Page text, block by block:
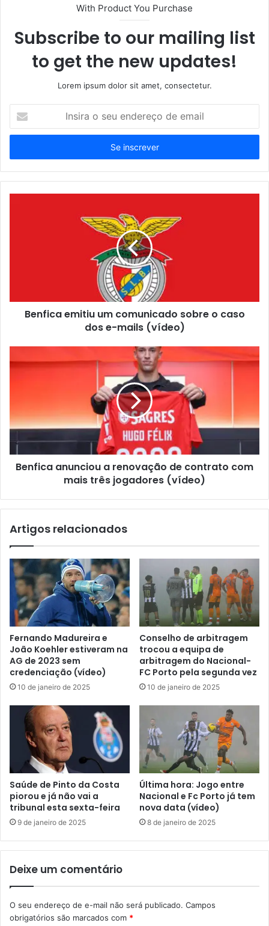
With Product You Purchase
Subscribe to our mailing list
to get the new updates!
Lorem ipsum dolor sit amet, consectetur.
seu
de
email
Benfica emitiu um comunicado sobre o caso
dos e-mails (vídeo)
Benfica anunciou a renovação de contrato com
mais três jogadores (vídeo)
Artigos relacionados
Fernando Madureira e
João Koehler estiveram na
AG de 2023 sem
credenciação (vídeo)
10 de janeiro de 2025
Conselho de arbitragem
trocou a equipa de
arbitragem do Nacional-
FC Porto pela segunda vez
10 de janeiro de 2025
Saúde de Pinto da Costa
piorou e já não vai a
tribunal esta sexta-feira
9 de janeiro de 2025
Última hora: Jogo entre
Nacional e Fc Porto já tem
nova data (vídeo)
8 de janeiro de 2025
Deixe um comentário
O seu endereço de e-mail não será publicado. Campos
obrigatórios são marcados com *